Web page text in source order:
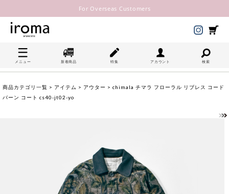
For Overseas Customers
メニュー 新着商品 特集 アカウント 検索
商品カテゴリ一覧 > アイテム > アウター > chimala チマラ フローラル リブレス コード
バーン コート cs40-jt02-yo